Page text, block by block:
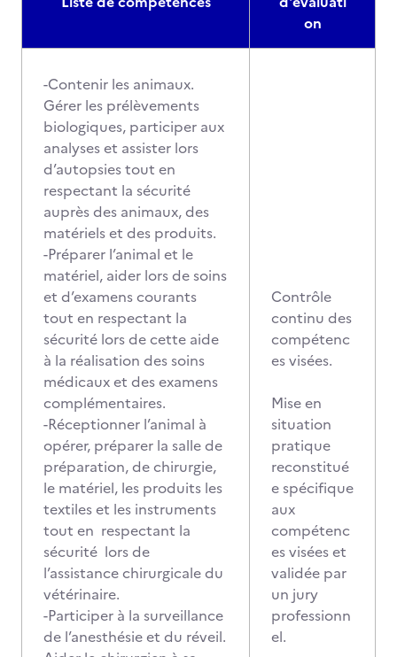
on
-Contenir les animaux.
Gérer les prélèvements
biologiques, participer aux
analyses et assister lors
d’autopsies tout en
respectant la sécurité
auprès des animaux, des
matériels et des produits.
-Préparer l’animal et le
matériel, aider lors de soins
et d’examens courants
tout en respectant la
sécurité lors de cette aide
à la réalisation des soins
médicaux et des examens
complémentaires.
-Réceptionner l’animal à
opérer, préparer la salle de
préparation, de chirurgie,
le matériel, les produits les
textiles et les instruments
tout en respectant la
sécurité lors de
l’assistance chirurgicale du
vétérinaire.
-Participer à la surveillance
de l’anesthésie et du réveil.
Contrôle
continu des
compétenc
es visées.
Mise en
situation
pratique
reconstitué
e spécifique
aux
compétenc
es visées et
validée par
un jury
professionn
el.